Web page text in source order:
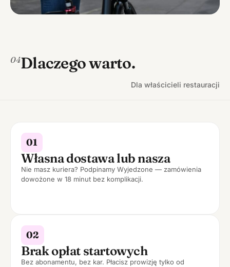
04Dlaczego warto.
Dla właścicieli restauracji
01
Własna dostawa lub nasza
Nie masz kuriera? Podpinamy Wyjedzone — zamówienia
dowożone w 18 minut bez komplikacji.
02
Brak opłat startowych
Bez abonamentu, bez kar. Płacisz prowizję tylko od